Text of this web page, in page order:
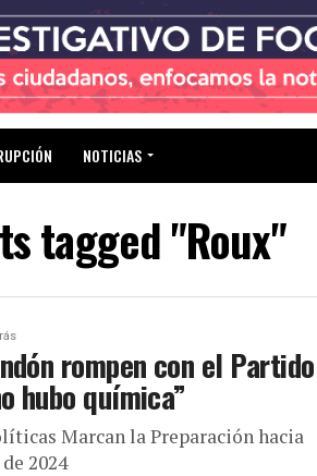
NOTICIAS
tagged "Roux"
rompen con el Partido
hubo química”
Marcan la Preparación hacia
2024